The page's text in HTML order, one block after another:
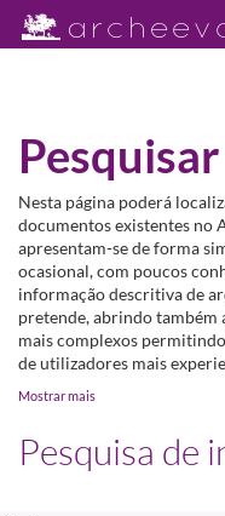
Pesquisar
Nesta página poderá
documentos existentes no
apresentam-se de forma
ocasional, com poucos
informação descritiva de
pretende, abrindo também
mais complexos
de utilizadores mais
Mostrar mais
Pesquisa de